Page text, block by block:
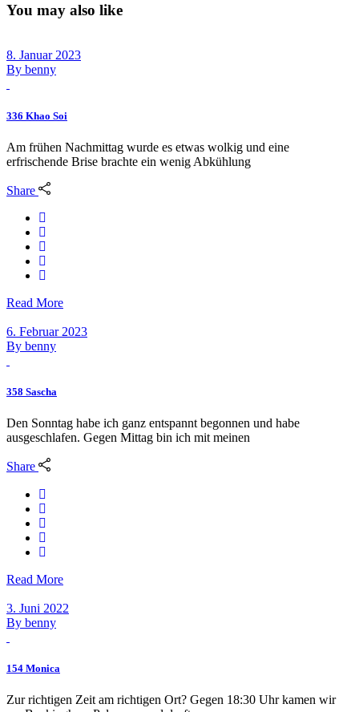
You may also like
8. Januar 2023
By benny
336 Khao Soi
Am frühen Nachmittag wurde es etwas wolkig und eine
erfrischende Brise brachte ein wenig Abkühlung
Share
Read More
6. Februar 2023
By benny
358 Sascha
Den Sonntag habe ich ganz entspannt begonnen und habe
ausgeschlafen. Gegen Mittag bin ich mit meinen
Share
Read More
3. Juni 2022
By benny
154 Monica
Zur richtigen Zeit am richtigen Ort? Gegen 18:30 Uhr kamen wir